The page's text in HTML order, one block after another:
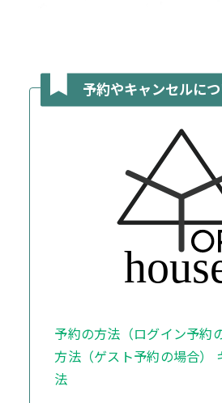
予約やキャンセルに
予約の方法（ログイン予約
方法（ゲスト予約の場合）
法